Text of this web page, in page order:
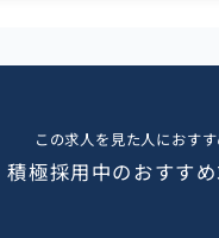
この求人を見た人におすす
積極採用中のおすす